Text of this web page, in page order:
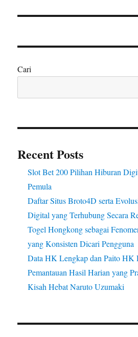
Cari
Recent Posts
Slot Bet 200 Pilihan Hiburan
Pemula
Daftar Situs Broto4D serta
Digital yang Terhubung Secara
Togel Hongkong sebagai
yang Konsisten Dicari Pengguna
Data HK Lengkap dan Paito HK
Pemantauan Hasil Harian yang
Kisah Hebat Naruto Uzumaki